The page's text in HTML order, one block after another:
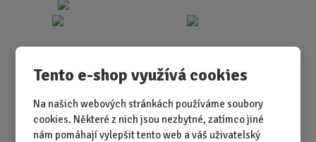
Tento e-shop využívá cookies
Na našich webových stránkách používáme soubory
cookies. Některé z nich jsou nezbytné, zatímco jiné
nám pomáhají vylepšit tento web a váš uživatelský